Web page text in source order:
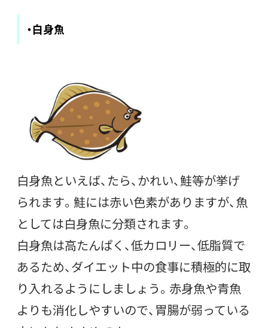
・白身魚
白身魚といえば、たら、かれい、鮭等が挙げ
られます。鮭には赤い色素がありますが、魚
としては白身魚に分類されます。
白身魚は高たんぱく、低カロリー、低脂質で
あるため、ダイエット中の食事に積極的に取
り入れるようにしましょう。赤身魚や青魚
よりも消化しやすいので、胃腸が弱っている